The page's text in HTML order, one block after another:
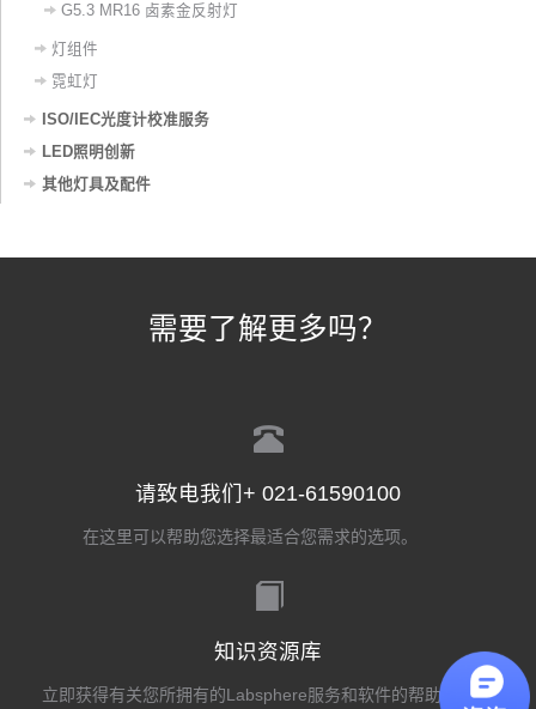
G5.3 MR16 卤素金反射灯
灯组件
霓虹灯
ISO/IEC光度计校准服务
LED照明创新
其他灯具及配件
需要了解更多吗？
请致电我们+ 021-61590100
在这里可以帮助您选择最适合您需求的选项。
知识资源库
立即获得有关您所拥有的Labsphere服务和软件的帮助。